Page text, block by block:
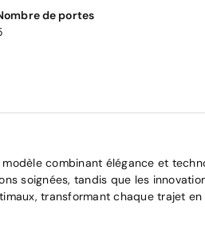
de portes
combinant élégance et
soignées, tandis que les
transformant chaque trajet en